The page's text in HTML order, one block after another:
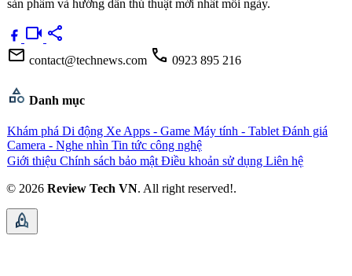
sản phẩm và hướng dẫn thủ thuật mới nhất mỗi ngày.
videocam share
mail contact@technews.com call 0923 895 216
category Danh mục
Khám phá Di động Xe Apps - Game Máy tính - Tablet Đánh giá
Camera - Nghe nhìn Tin tức công nghệ
Giới thiệu Chính sách bảo mật Điều khoản sử dụng Liên hệ
© 2026 Review Tech VN. All right reserved!.
rocket